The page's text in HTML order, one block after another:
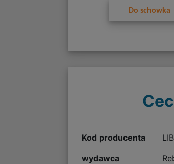
Do schowka
Kod producenta
wydawca